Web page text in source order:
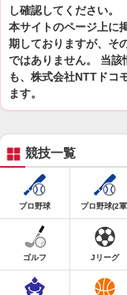
し確認してください。
本サイトのページ上に
期しておりますが、そ
ではありません。 当該
も、株式会社NTTドコ
ます。
競技一覧
プロ野球 プロ野球(2
ゴルフ Jリーグ